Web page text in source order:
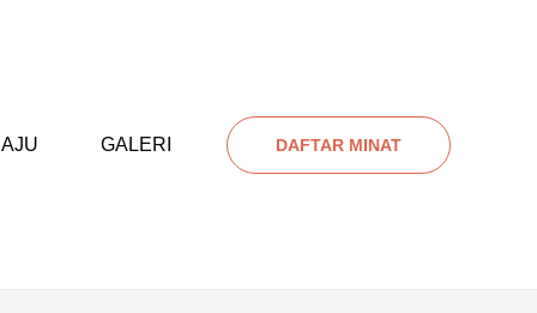
GALERI DAFTAR MINAT